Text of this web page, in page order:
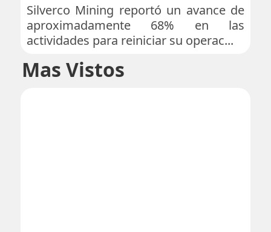
Silverco Mining reportó un avance de
aproximadamente 68% en las
actividades para reiniciar su operac...
Mas Vistos